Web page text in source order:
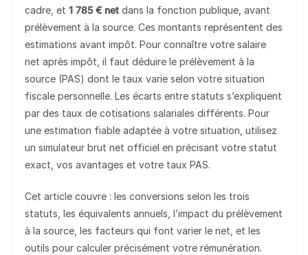
cadre, et 1 785 € net dans la fonction publique, avant
prélèvement à la source. Ces montants représentent des
estimations avant impôt. Pour connaître votre salaire
net après impôt, il faut déduire le prélèvement à la
source (PAS) dont le taux varie selon votre situation
fiscale personnelle. Les écarts entre statuts s’expliquent
par des taux de cotisations salariales différents. Pour
une estimation fiable adaptée à votre situation, utilisez
un simulateur brut net officiel en précisant votre statut
exact, vos avantages et votre taux PAS.
Cet article couvre : les conversions selon les trois
statuts, les équivalents annuels, l’impact du prélèvement
à la source, les facteurs qui font varier le net, et les
outils pour calculer précisément votre rémunération.